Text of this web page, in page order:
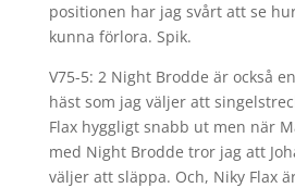
positionen har jag svårt att se
kunna förlora. Spik.
V75-5: 2 Night Brodde är också
häst som jag väljer att
Flax hyggligt snabb ut men när
med Night Brodde tror jag att
väljer att släppa. Och, Niky Flax